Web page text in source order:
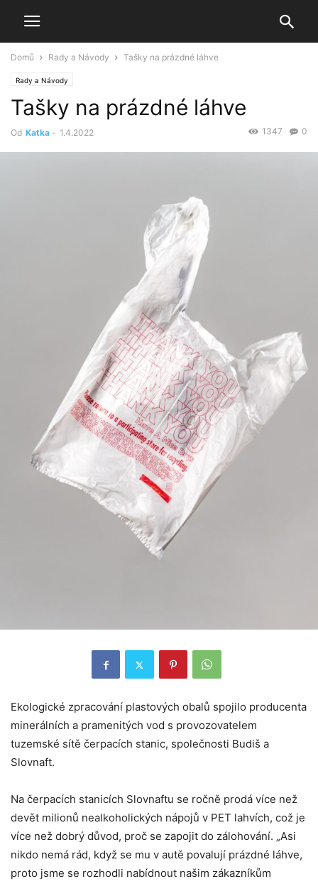
Domů Rady a Návody Tašky na prázdné láhve
Rady a Návody
Tašky na prázdné láhve
Od Katka - 1.4.2022 0
1347
Ekologické zpracování plastových obalů spojilo producenta
minerálních a pramenitých vod s provozovatelem
tuzemské sítě čerpacích stanic, společnosti Budiš a
Slovnaft.
Na čerpacích stanicích Slovnaftu se ročně prodá více než
devět milionů nealkoholických nápojů v PET lahvích, což je
více než dobrý důvod, proč se zapojit do zálohování. „Asi
nikdo nemá rád, když se mu v autě povalují prázdné láhve,
proto jsme se rozhodli nabídnout našim zákazníkům